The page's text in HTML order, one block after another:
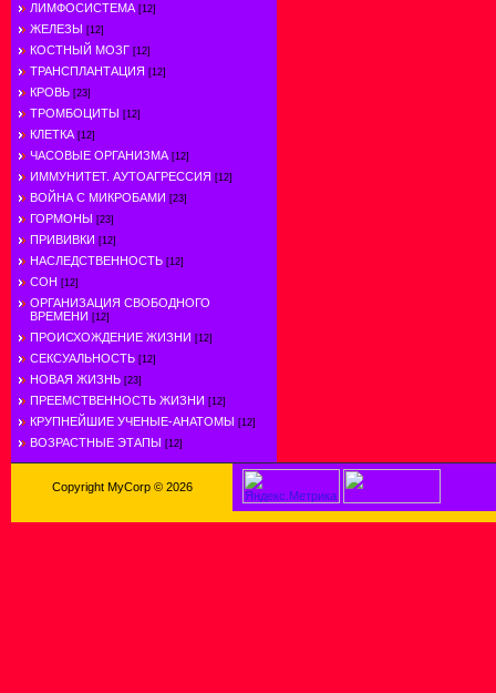
ЛИМФОСИСТЕМА [12]
ЖЕЛЕЗЫ [12]
КОСТНЫЙ МОЗГ [12]
ТРАНСПЛАНТАЦИЯ [12]
КРОВЬ [23]
ТРОМБОЦИТЫ [12]
КЛЕТКА [12]
ЧАСОВЫЕ ОРГАНИЗМА [12]
ИММУНИТЕТ. АУТОАГРЕССИЯ [12]
ВОЙНА С МИКРОБАМИ [23]
ГОРМОНЫ [23]
ПРИВИВКИ [12]
НАСЛЕДСТВЕННОСТЬ [12]
СОН [12]
ОРГАНИЗАЦИЯ СВОБОДНОГО
ВРЕМЕНИ [12]
ПРОИСХОЖДЕНИЕ ЖИЗНИ [12]
СЕКСУАЛЬНОСТЬ [12]
НОВАЯ ЖИЗНЬ [23]
ПРЕЕМСТВЕННОСТЬ ЖИЗНИ [12]
КРУПНЕЙШИЕ УЧЕНЫЕ-АНАТОМЫ [12]
ВОЗРАСТНЫЕ ЭТАПЫ [12]
Copyright MyCorp © 2026